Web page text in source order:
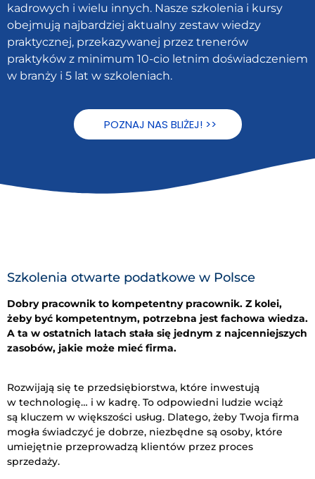
kadrowych i wielu innych. Nasze szkolenia i kursy
obejmują najbardziej aktualny zestaw wiedzy
praktycznej, przekazywanej przez trenerów
praktyków z minimum 10-cio letnim doświadczeniem
w branży i 5 lat w szkoleniach.
POZNAJ NAS BLIŻEJ! >>
Szkolenia otwarte podatkowe w Polsce
Dobry pracownik to kompetentny pracownik. Z kolei,
żeby być kompetentnym, potrzebna jest fachowa wiedza.
A ta w ostatnich latach stała się jednym z najcenniejszych
zasobów, jakie może mieć firma.
Rozwijają się te przedsiębiorstwa, które inwestują
w technologię… i w kadrę. To odpowiedni ludzie wciąż
są kluczem w większości usług. Dlatego, żeby Twoja firma
mogła świadczyć je dobrze, niezbędne są osoby, które
umiejętnie przeprowadzą klientów przez proces
sprzedaży.